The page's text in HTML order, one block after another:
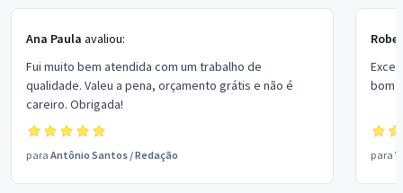
Ana Paula avaliou:
Fui muito bem atendida com um trabalho de
qualidade. Valeu a pena, orçamento grátis e não é
careiro. Obrigada!
para Antônio Santos /Redação
bom
para